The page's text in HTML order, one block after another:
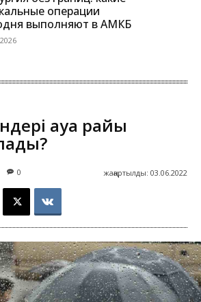
операции
выполняют в АМКБ